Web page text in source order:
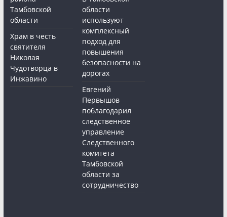
Тамбовской
области
Храм в честь
святителя
Николая
Чудотворца в
Инжавино
области
используют
комплексный
подход для
повышения
безопасности на
дорогах
Евгений
Первышов
поблагодарил
следственное
управление
Следственного
комитета
Тамбовской
области за
сотрудничество